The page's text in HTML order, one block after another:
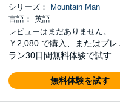
シリーズ：
Mountain Man
言語： 英語
レビューはまだありません。
￥2,080 で購入、またはプレ
ラン30日間無料体験で試す
無料体験を試す